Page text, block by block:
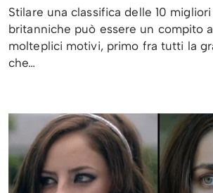
Stilare una classifica delle 10
britanniche può essere un compito
molteplici motivi, primo fra tutti la
che…